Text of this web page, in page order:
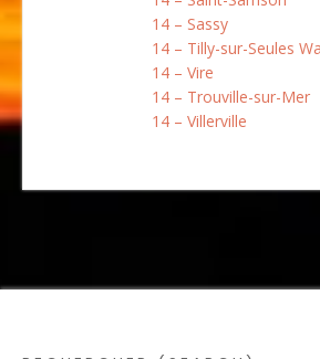
14 – Sassy
14 – Tilly-sur-Seules
14 – Vire
14 – Trouville-sur-Mer
14 – Villerville